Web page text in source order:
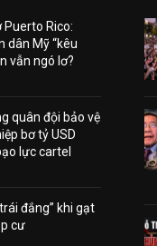
Puerto Rico:
dân Mỹ “kêu
vẫn ngó lơ?
quân đội bảo vệ
bơ tỷ USD
lực cartel
đắng” khi gạt
cư